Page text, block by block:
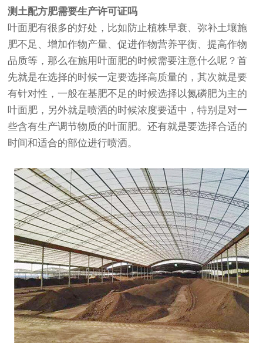
测土配方肥需要生产许可证吗
叶面肥有很多的好处，比如防止植株早衰、弥补土壤施
肥不足、增加作物产量、促进作物营养平衡、提高作物
品质等，那么在施用叶面肥的时候需要注意什么呢？首
先就是在选择的时候一定要选择高质量的，其次就是要
有针对性，一般在基肥不足的时候选择以氮磷肥为主的
叶面肥，另外就是喷洒的时候浓度要适中，特别是对一
些含有生产调节物质的叶面肥。还有就是要选择合适的
时间和适合的部位进行喷洒。